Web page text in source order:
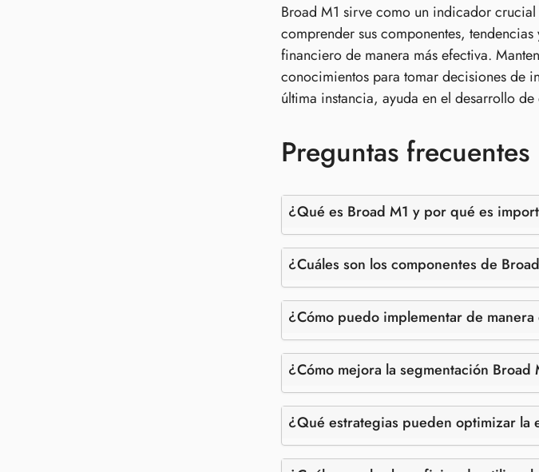
Broad M1 sirve como un indicador
comprender sus componentes,
financiero de manera más efectiva.
conocimientos para tomar decisiones de
última instancia, ayuda en el desarrollo
Preguntas frecuentes
¿Qué es Broad M1 y por qué es
¿Cuáles son los componentes de
¿Cómo puedo implementar de
¿Cómo mejora la segmentación
¿Qué estrategias pueden optimizar